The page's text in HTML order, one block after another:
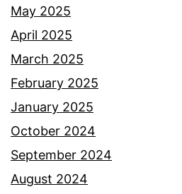
May 2025
April 2025
March 2025
February 2025
January 2025
October 2024
September 2024
August 2024